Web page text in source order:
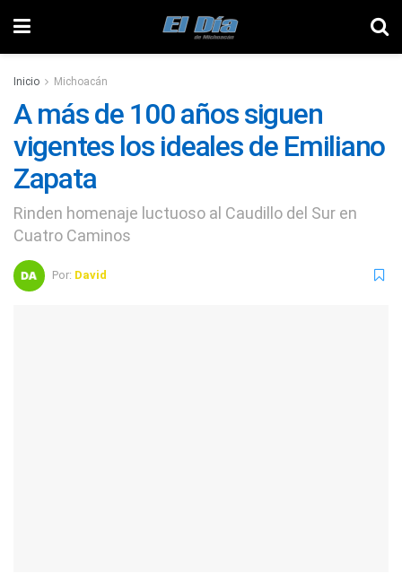
Inicio Michoacán
A más de 100 años siguen
vigentes los ideales de Emiliano
Zapata
Rinden homenaje luctuoso al Caudillo del Sur en
Cuatro Caminos
Por: David